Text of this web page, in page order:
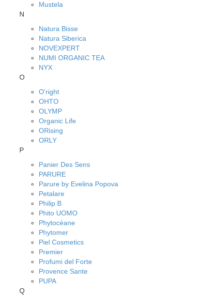
Mustela
N
Natura Bisse
Natura Siberica
NOVEXPERT
NUMI ORGANIC TEA
NYX
O
O'right
OHTO
OLYMP
Organic Life
ORising
ORLY
P
Panier Des Sens
PARURE
Parure by Evelina Popova
Petalare
Philip B
Phito UOMO
Phytocéane
Phytomer
Piel Cosmetics
Premier
Profumi del Forte
Provence Sante
PUPA
Q